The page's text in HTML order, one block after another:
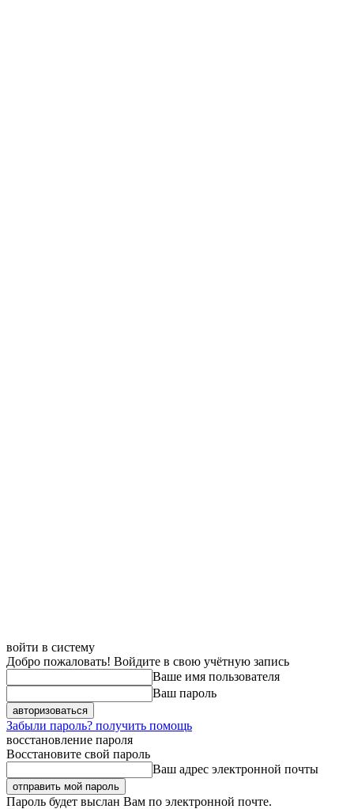
войти в систему
Добро пожаловать! Войдите в свою учётную запись
Ваше имя пользователя
Ваш пароль
Забыли пароль? получить помощь
восстановление пароля
Восстановите свой пароль
Ваш адрес электронной почты
Пароль будет выслан Вам по электронной почте.